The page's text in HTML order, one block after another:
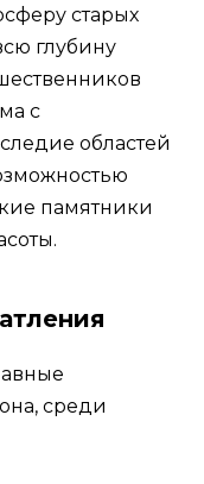
старых
глубину
с
областей
памятники
среди